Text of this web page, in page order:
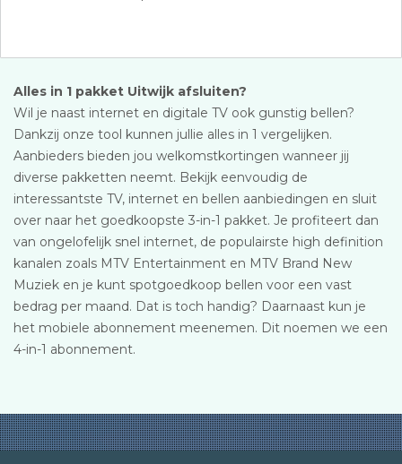
Alles in 1 pakket Uitwijk afsluiten?
Wil je naast internet en digitale TV ook gunstig bellen?
Dankzij onze tool kunnen jullie alles in 1 vergelijken.
Aanbieders bieden jou welkomstkortingen wanneer jij
diverse pakketten neemt. Bekijk eenvoudig de
interessantste TV, internet en bellen aanbiedingen en sluit
over naar het goedkoopste 3-in-1 pakket. Je profiteert dan
van ongelofelijk snel internet, de populairste high definition
kanalen zoals MTV Entertainment en MTV Brand New
Muziek en je kunt spotgoedkoop bellen voor een vast
bedrag per maand. Dat is toch handig? Daarnaast kun je
het mobiele abonnement meenemen. Dit noemen we een
4-in-1 abonnement.